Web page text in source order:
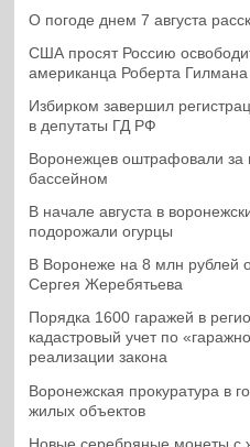
О погоде днем 7 августа
США просят Россию
американца Роберта Гилмана
Избирком завершил
в депутаты ГД РФ
Воронежцев оштрафовали за
бассейном
В начале августа в
подорожали огурцы
В Воронеже на 8 млн рублей
Сергея Жеребятьева
Порядка 1600 гаражей в
кадастровый учет по
реализации закона
Воронежская прокуратура в
жилых объектов